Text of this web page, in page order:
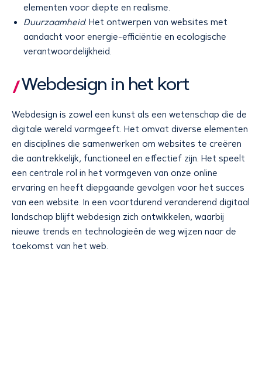
elementen voor diepte en realisme.
Duurzaamheid: Het ontwerpen van websites met
aandacht voor energie-efficiëntie en ecologische
verantwoordelijkheid.
Webdesign in het kort
Webdesign is zowel een kunst als een wetenschap die de
digitale wereld vormgeeft. Het omvat diverse elementen
en disciplines die samenwerken om websites te creëren
die aantrekkelijk, functioneel en effectief zijn. Het speelt
een centrale rol in het vormgeven van onze online
ervaring en heeft diepgaande gevolgen voor het succes
van een website. In een voortdurend veranderend digitaal
landschap blijft webdesign zich ontwikkelen, waarbij
nieuwe trends en technologieën de weg wijzen naar de
toekomst van het web.